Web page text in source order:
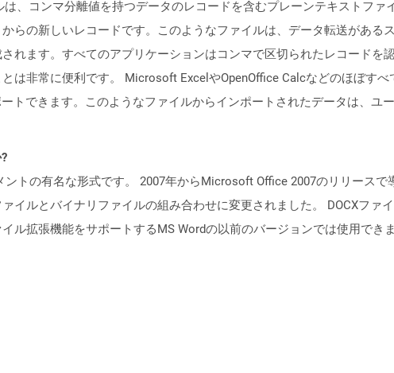
、コンマ分離値を持つデータのレコードを含むプレーンテキストファ
らの新しいレコードです。このようなファイルは、データ転送がある
れます。すべてのアプリケーションはコンマで区切られたレコードを
は非常に便利です。 Microsoft ExcelやOpenOffice Calcなどのほぼす
トできます。このようなファイルからインポートされたデータは、ユ
トの有名な形式です。 2007年からMicrosoft Office 2007のリリース
イルとバイナリファイルの組み合わせに変更されました。 DOCXファ
ル拡張機能をサポートするMS Wordの以前のバージョンでは使用できま